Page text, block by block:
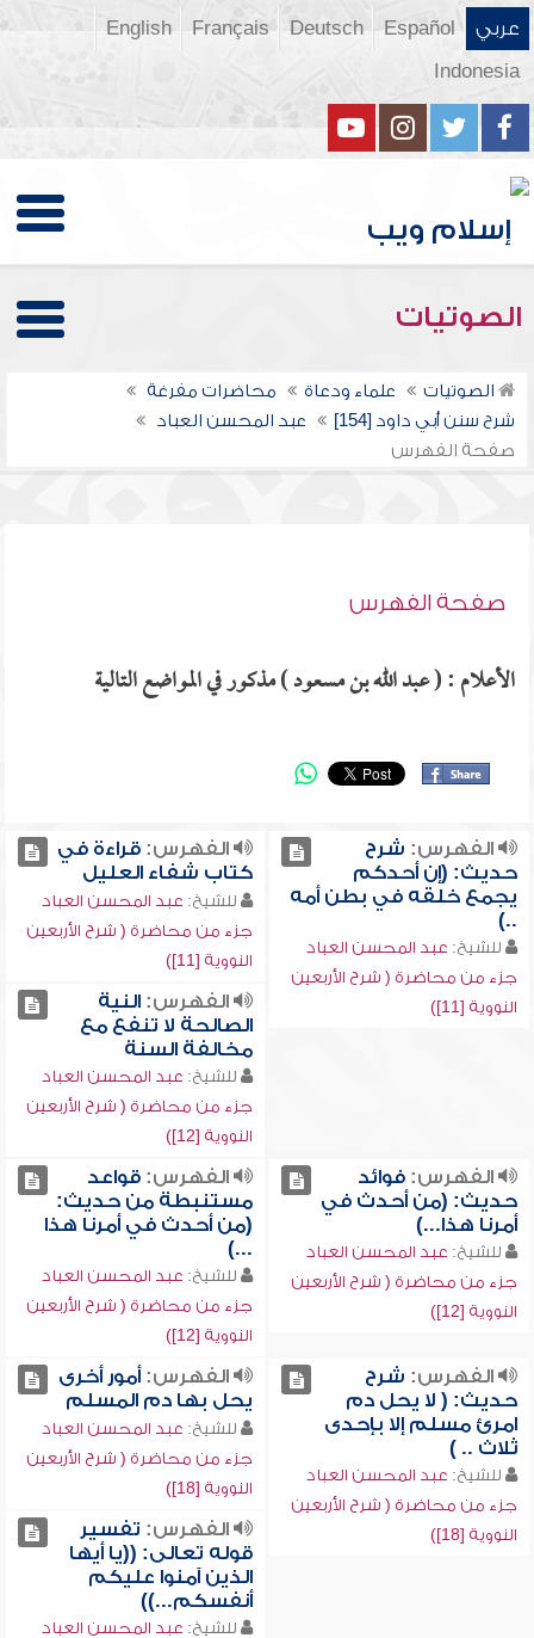
عربي Español
Deutsch
Français
English
Indonesia
الصوتيات
الصوتيات علماء ودعاة
محاضرات مفرغة
شرح سنن أبي داود [154]
عبد المحسن العباد
صفحة الفهرس
صفحة الفهرس
الأعلام : ( عبد الله بن مسعود ) مذكور في المواضع التالية
الفهرس: شرح
حديث: (إن أحدكم
يجمع خلقه في بطن أمه
..)
للشيخ: عبد المحسن العباد
جزء من محاضرة ( شرح الأربعين
النووية [11])
الفهرس:قراءة في
كتاب شفاء العليل
للشيخ: عبد المحسن العباد
جزء من محاضرة ( شرح الأربعين
النووية [11])
الفهرس:النية
الصالحة لا تنفع مع
مخالفة السنة
للشيخ: عبد المحسن العباد
جزء من محاضرة ( شرح الأربعين
النووية [12])
الفهرس:فوائد
حديث: (من أحدث في
أمرنا هذا...)
للشيخ: عبد المحسن العباد
جزء من محاضرة ( شرح الأربعين
النووية [12])
الفهرس:قواعد
مستنبطة من حديث:
(من أحدث في أمرنا هذا
...)
للشيخ: عبد المحسن العباد
جزء من محاضرة ( شرح الأربعين
النووية [12])
الفهرس: شرح
حديث: ( لا يحل دم
امرئ مسلم إلا بإحدى
ثلاث .. )
للشيخ: عبد المحسن العباد
جزء من محاضرة ( شرح الأربعين
النووية [18])
الفهرس:أمور أخرى
يحل بها دم المسلم
للشيخ: عبد المحسن العباد
جزء من محاضرة ( شرح الأربعين
النووية [18])
الفهرس: تفسير
قوله تعالى: ((يا أيها
الذين آمنوا عليكم
أنفسكم...))
للشيخ: عبد المحسن العباد